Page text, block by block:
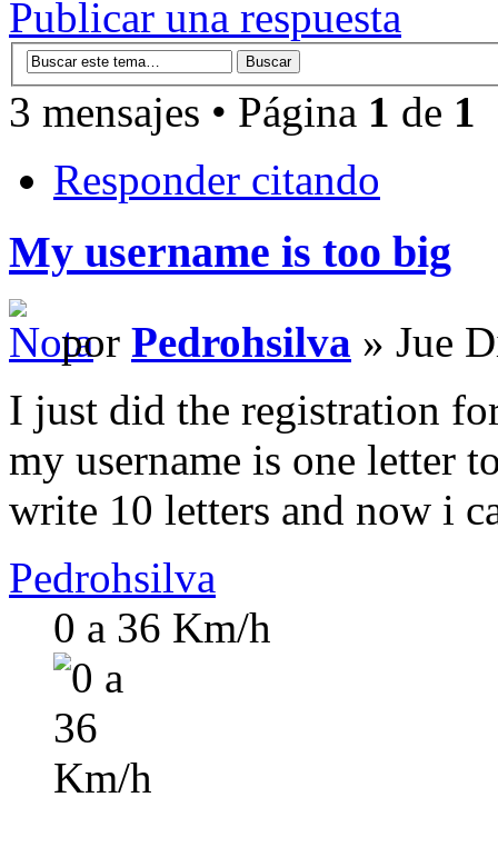
Publicar una respuesta
3 mensajes • Página 1 de 1
Responder citando
My username is too big
por Pedrohsilva » Jue
I just did the registration
my username is one letter
write 10 letters and now i
Pedrohsilva
0 a 36 Km/h